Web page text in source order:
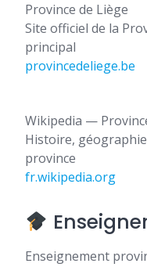
Province de Liège
Site officiel de la
principal
provincedeliege.be
Wikipedia —
Histoire,
province
fr.wikipedia.org
Enseignement